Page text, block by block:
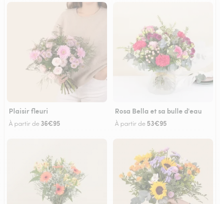
Plaisir fleuri
À partir de 36€95
Rosa Bella et sa bulle d'eau
À partir de 53€95